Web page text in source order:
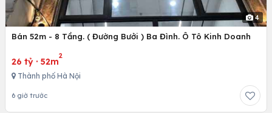
4
Bán 52m - 8 Tầng. ( Đường Bưởi ) Ba Đình. Ô Tô Kinh Doanh
26 tỷ · 52m
2
Thành phố Hà Nội
6 giờ trước